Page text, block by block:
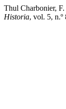
Thul Charbonier,
Historia, vol. 5,